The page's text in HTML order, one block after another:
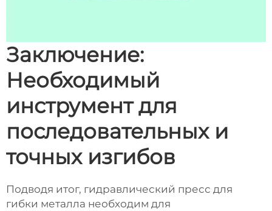
Заключение:
Необходимый
инструмент для
последовательных и
точных изгибов
Подводя итог, гидравлический пресс для
гибки металла необходим для